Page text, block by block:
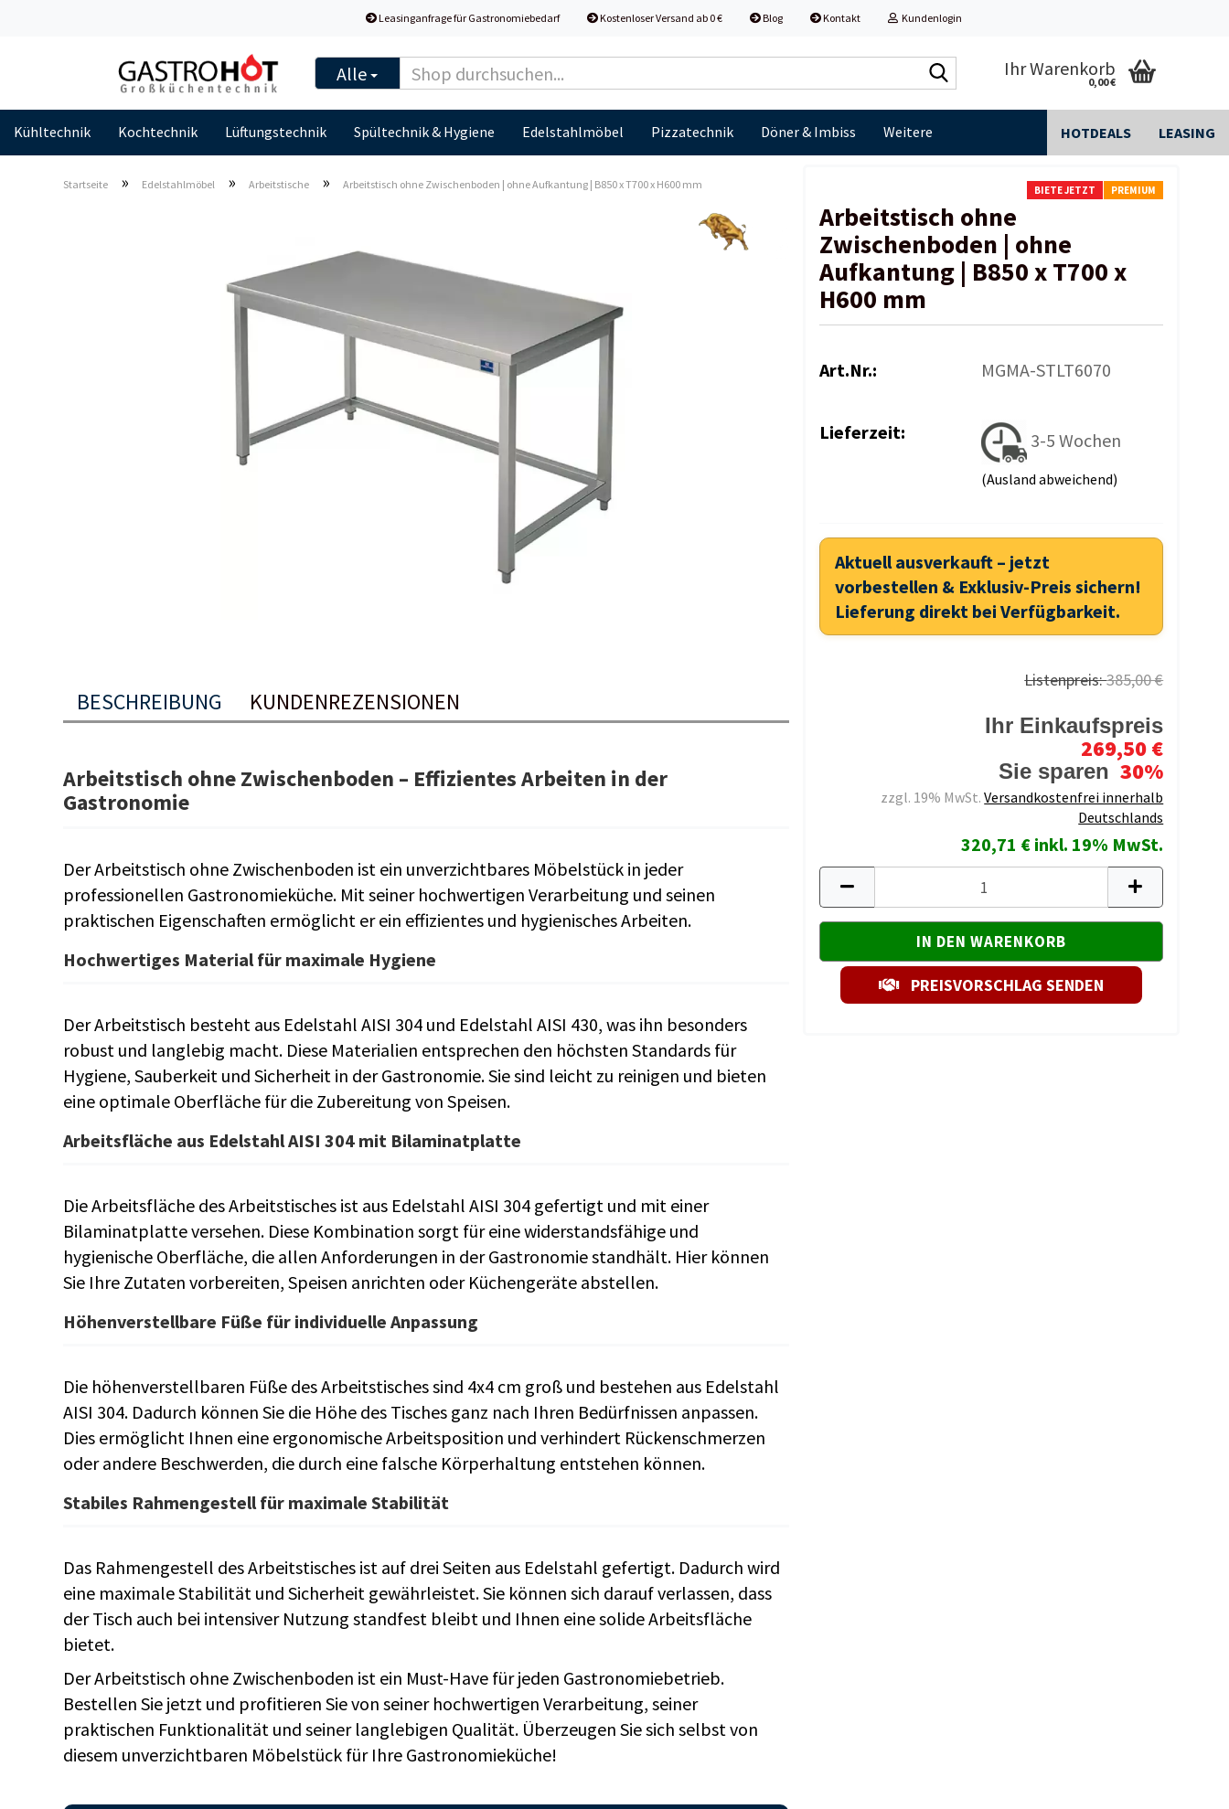
Leasinganfrage für Gastronomiebedarf Kostenloser Versand ab 0 € Blog Kontakt Kundenlogin
Alle
durchsuchen...
Ihr Warenkorb
0,00 €
Kühltechnik Kochtechnik Lüftungstechnik Spültechnik & Hygiene Edelstahlmöbel Pizzatechnik Döner & Imbiss HOTDEALS LEASING
Weitere
Startseite » Edelstahlmöbel » Arbeitstische » Arbeitstisch ohne Zwischenboden | ohne Aufkantung | B850 x T700 x H600 mm BIETE JETZT PREMIUM
Arbeitstisch ohne
Zwischenboden | ohne
Aufkantung | B850 x T700 x
H600 mm
Art.Nr.: MGMA-STLT6070
Lieferzeit: 3-5 Wochen
(Ausland abweichend)
Aktuell ausverkauft – jetzt
vorbestellen & Exklusiv-Preis sichern!
Lieferung direkt bei Verfügbarkeit.
Listenpreis:385,00 €
Ihr Einkaufspreis
269,50 €
Sie sparen 30%
zzgl. 19% MwSt.Versandkostenfrei innerhalb
Deutschlands
320,71 € inkl. 19% MwSt.
PREISVORSCHLAG SENDEN
BESCHREIBUNG KUNDENREZENSIONEN
Arbeitstisch ohne Zwischenboden – Effizientes Arbeiten in der
Gastronomie
Der Arbeitstisch ohne Zwischenboden ist ein unverzichtbares Möbelstück in jeder
professionellen Gastronomieküche. Mit seiner hochwertigen Verarbeitung und seinen
praktischen Eigenschaften ermöglicht er ein effizientes und hygienisches Arbeiten.
Hochwertiges Material für maximale Hygiene
Der Arbeitstisch besteht aus Edelstahl AISI 304 und Edelstahl AISI 430, was ihn besonders
robust und langlebig macht. Diese Materialien entsprechen den höchsten Standards für
Hygiene, Sauberkeit und Sicherheit in der Gastronomie. Sie sind leicht zu reinigen und bieten
eine optimale Oberfläche für die Zubereitung von Speisen.
Arbeitsfläche aus Edelstahl AISI 304 mit Bilaminatplatte
Die Arbeitsfläche des Arbeitstisches ist aus Edelstahl AISI 304 gefertigt und mit einer
Bilaminatplatte versehen. Diese Kombination sorgt für eine widerstandsfähige und
hygienische Oberfläche, die allen Anforderungen in der Gastronomie standhält. Hier können
Sie Ihre Zutaten vorbereiten, Speisen anrichten oder Küchengeräte abstellen.
Höhenverstellbare Füße für individuelle Anpassung
Die höhenverstellbaren Füße des Arbeitstisches sind 4x4 cm groß und bestehen aus Edelstahl
AISI 304. Dadurch können Sie die Höhe des Tisches ganz nach Ihren Bedürfnissen anpassen.
Dies ermöglicht Ihnen eine ergonomische Arbeitsposition und verhindert Rückenschmerzen
oder andere Beschwerden, die durch eine falsche Körperhaltung entstehen können.
Stabiles Rahmengestell für maximale Stabilität
Das Rahmengestell des Arbeitstisches ist auf drei Seiten aus Edelstahl gefertigt. Dadurch wird
eine maximale Stabilität und Sicherheit gewährleistet. Sie können sich darauf verlassen, dass
der Tisch auch bei intensiver Nutzung standfest bleibt und Ihnen eine solide Arbeitsfläche
bietet.
Der Arbeitstisch ohne Zwischenboden ist ein Must-Have für jeden Gastronomiebetrieb.
Bestellen Sie jetzt und profitieren Sie von seiner hochwertigen Verarbeitung, seiner
praktischen Funktionalität und seiner langlebigen Qualität. Überzeugen Sie sich selbst von
diesem unverzichtbaren Möbelstück für Ihre Gastronomieküche!